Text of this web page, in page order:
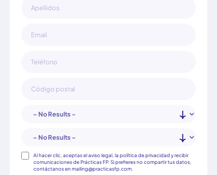
Consentimiento
Al hacer clic, aceptas el aviso legal, la política de privacidad y recibir
comunicaciones de Prácticas FP. Si prefieres no compartir tus datos,
contáctanos en mailing@practicasfp.com.